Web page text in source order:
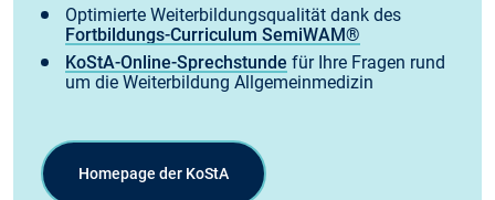
Optimierte Weiterbildungsqualität dank des
Fortbil­dungs-Curriculum SemiWAM®
KoStA-Online-Sprechstunde für Ihre Fragen rund
um die Weiterbildung Allgemeinmedizin
Homepage der KoStA